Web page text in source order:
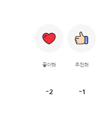
좋아해
-2
추천해
-1